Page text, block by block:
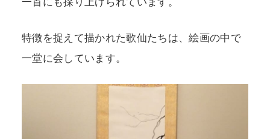
特徴を捉えて描かれた歌仙たちは、絵画の中で
一堂に会しています。